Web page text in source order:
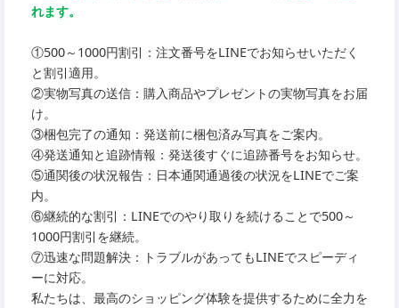
れます。
①500～1000円割引：注文番号をLINEでお知らせいただく
と割引適用。
②実物写真の送信：購入商品やプレゼントの実物写真をお届
け。
③梱包完了の通知：発送前に梱包済み写真をご案内。
④発送通知と追跡情報：発送後すぐに追跡番号をお知らせ。
⑤通関後の状況報告：日本通関通過後の状況をLINEでご案
内。
⑥継続的な割引：LINEでのやり取りを続けることで500～
1000円割引を継続。
⑦迅速な問題解決：トラブルがあってもLINEでスピーディ
ーに対応。
私たちは、最高のショッピング体験を提供するために全力を